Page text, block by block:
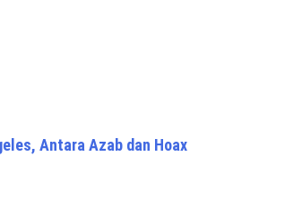
Antara Azab dan Hoax